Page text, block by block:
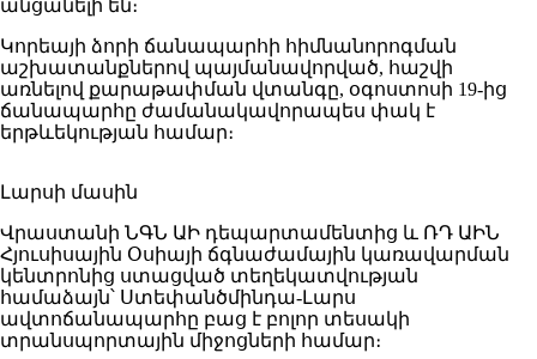
անցանելի են։
Կորեայի ձորի ճանապարհի հիմնանորոգման
աշխատանքներով պայմանավորված, հաշվի
առնելով քարաթափման վտանգը, օգոստոսի 19-ից
ճանապարհը ժամանակավորապես փակ է
երթևեկության համար։
Լարսի մասին
Վրաստանի ՆԳՆ ԱԻ դեպարտամենտից և ՌԴ ԱԻՆ
Հյուսիսային Օսիայի ճգնաժամային կառավարման
կենտրոնից ստացված տեղեկատվության
համաձայն՝ Ստեփանծմինդա-Լարս
ավտոճանապարհը բաց է բոլոր տեսակի
տրանսպորտային միջոցների համար։